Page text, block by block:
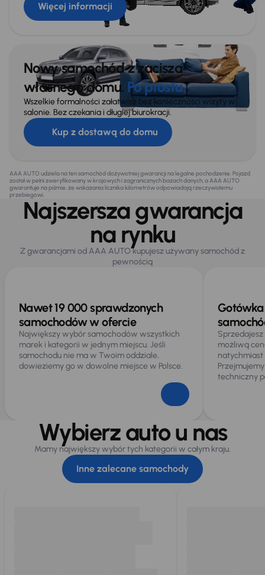
Więcej informacji
Nowy samochód z zacisza
własnego domu. Po prostu.
Wszelkie formalności załatwisz bez konieczności wizyty w
salonie. Bez czekania i długiej biurokracji.
Kup z dostawą do domu
AAA AUTO udziela na ten samochód dożywotniej gwarancji na legalne pochodzenie. Pojazd
został w pełni zweryfikowany w krajowych i zagranicznych bazach danych, a AAA AUTO
gwarantuje na piśmie, że wskazania licznika kilometrów odpowiadają rzeczywistemu
przebiegowi.
Najszersza gwarancja
na rynku
Z gwarancjami od AAA AUTO kupujesz używany samochód z
pewnością
Nawet 19 000 sprawdzonych
samochodów w ofercie
Największy wybór samochodów wszystkich
marek i kategorii w jednym miejscu. Jeśli
samochodu nie ma w Twoim oddziale,
dowieziemy go w dowolne miejsce w Polsce.
możliwą
techniczny
Wybierz auto u nas
Mamy największy wybór tych kategorii w całym kraju.
Inne zalecane samochody